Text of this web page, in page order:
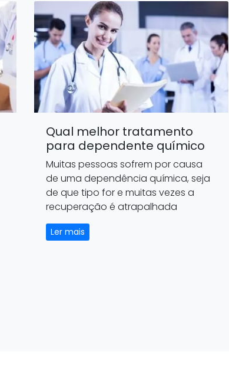
Qual melhor tratamento
para dependente químico
Muitas pessoas sofrem por causa
de uma dependência química, seja
de que tipo for e muitas vezes a
recuperação é atrapalhada
Ler mais